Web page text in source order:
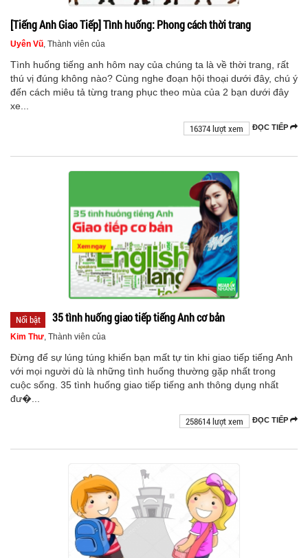
[Tiếng Anh Giao Tiếp] Tình huống: Phong cách thời trang
Uyên Vũ , Thành viên của
Tình huống tiếng anh hôm nay của chúng ta là về thời trang, rất
thú vị đúng không nào? Cùng nghe đoạn hội thoại dưới đây, chú ý
đến cách miêu tả từng trang phục theo mùa của 2 bạn dưới đây
xe...
ĐỌC TIẾP
16374 lượt xem
Nổi bật 35 tình huống giao tiếp tiếng Anh cơ bản
Kim Thư , Thành viên của
Đừng để sự lúng túng khiến bạn mất tự tin khi giao tiếp tiếng Anh
với mọi người dù là những tình huống thường gặp nhất trong
cuộc sống. 35 tình huống giao tiếp tiếng anh thông dụng nhất
đư�...
ĐỌC TIẾP
258614 lượt xem